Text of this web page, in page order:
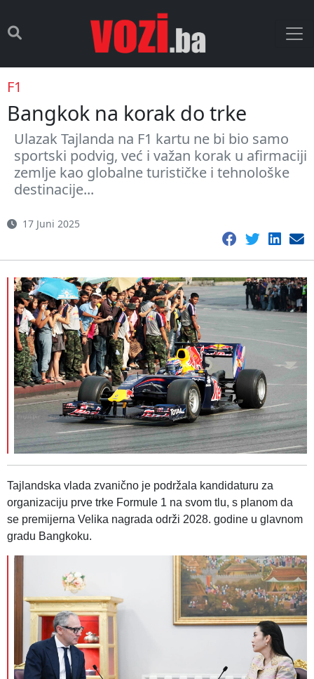
F1
Bangkok na korak do trke
Ulazak Tajlanda na F1 kartu ne bi bio samo
sportski podvig, već i važan korak u afirmaciji
zemlje kao globalne turističke i tehnološke
destinacije...
17 Juni 2025
Tajlandska vlada zvanično je podržala kandidaturu za
organizaciju prve trke Formule 1 na svom tlu, s planom da
se premijerna Velika nagrada održi 2028. godine u glavnom
gradu Bangkoku.